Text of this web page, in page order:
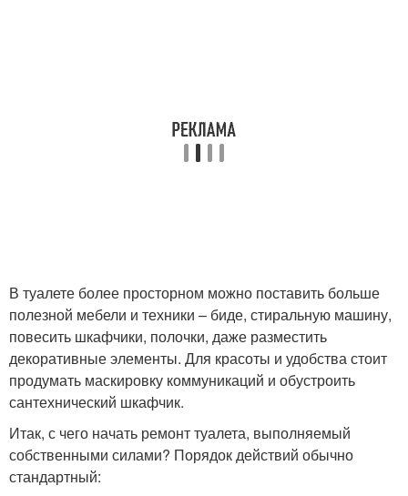
В туалете более просторном можно поставить больше
полезной мебели и техники – биде, стиральную машину,
повесить шкафчики, полочки, даже разместить
декоративные элементы. Для красоты и удобства стоит
продумать маскировку коммуникаций и обустроить
сантехнический шкафчик.
Итак, с чего начать ремонт туалета, выполняемый
собственными силами? Порядок действий обычно
стандартный: